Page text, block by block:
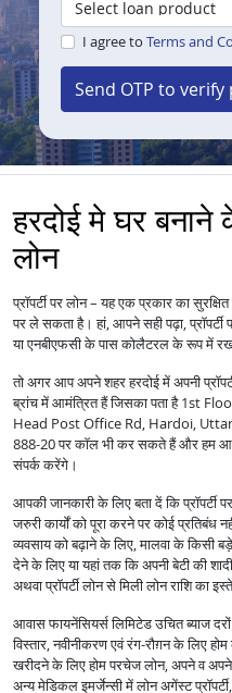
I agree to Terms and
Send OTP to
हरदोई मे घर बनाने
लोन
प्रॉपर्टी पर लोन – यह एक प्रकार का
पर ले सकता है। हां, आपने सही पढ़ा,
या एनबीएफसी के पास कोलैटरल के रूप में
तो अगर आप अपने शहर हरदोई में अपनी
ब्रांच में आमंत्रित हैं जिसका पता है 1st
Head Post Office Rd, Hardoi,
888-20 पर कॉल भी कर सकते हैं और हम
संपर्क करेंगे।
आपकी जानकारी के लिए बता दें कि प्रॉपर्टी
जरुरी कार्यों को पूरा करने पर कोई
व्यवसाय को बढ़ाने के लिए, मालवा के किसी
देने के लिए या यहां तक कि अपनी बेटी की
अथवा प्रॉपर्टी लोन से मिली लोन राशि का
आवास फायनेंसियर्स लिमिटेड उचित ब्याज
विस्तार, नवीनीकरण एवं रंग-रौग़न के लिए
खरीदने के लिए होम परचेज लोन, अपने व अपने
अन्य मेडिकल इमर्जेन्सी में लोन अगेंस्ट